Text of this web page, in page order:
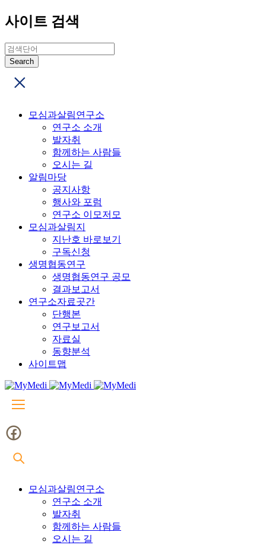
사이트 검색
모심과살림연구소
연구소 소개
발자취
함께하는 사람들
오시는 길
알림마당
공지사항
행사와 포럼
연구소 이모저모
모심과살림지
지난호 바로보기
구독신청
생명협동연구
생명협동연구 공모
결과보고서
연구소자료곳간
단행본
연구보고서
자료실
동향분석
사이트맵
모심과살림연구소
연구소 소개
발자취
함께하는 사람들
오시는 길